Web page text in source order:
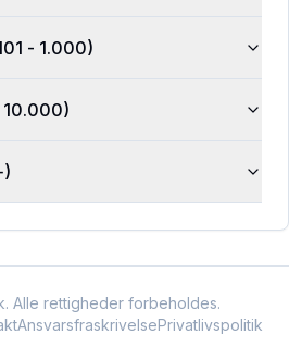
- 1.000)
10.000)
Alle rettigheder forbeholdes.
AnsvarsfraskrivelsePrivatlivspolitik